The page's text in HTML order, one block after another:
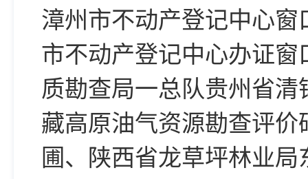
漳州市不动产登记中心
市不动产登记中心办证
质勘查局一总队贵州省
藏高原油气资源勘查评
圃、陕西省龙草坪林业